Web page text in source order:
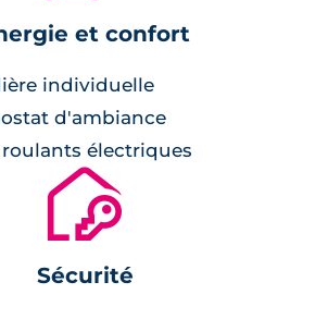
et confort
individuelle
d'ambiance
électriques
🔐
Sécurité